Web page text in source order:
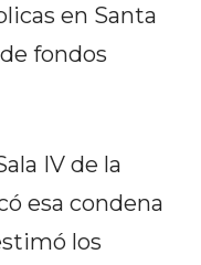
en Santa
fondos
IV de la
esa condena
los